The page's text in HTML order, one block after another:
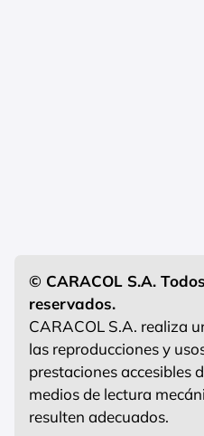
© CARACOL S.A.
reservados.
CARACOL S.A. realiza
las reproducciones y
prestaciones accesibles
medios de lectura
resulten adecuados.